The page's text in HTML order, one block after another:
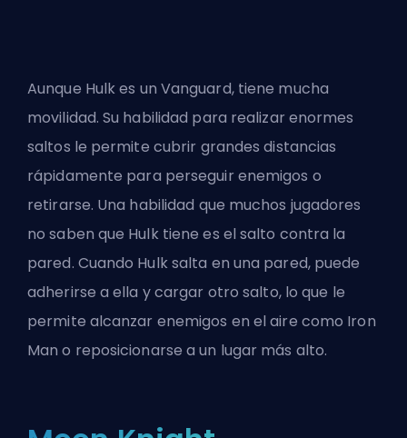
Aunque Hulk es un Vanguard, tiene mucha
movilidad. Su habilidad para realizar enormes
saltos le permite cubrir grandes distancias
rápidamente para perseguir enemigos o
retirarse. Una habilidad que muchos jugadores
no saben que Hulk tiene es el salto contra la
pared. Cuando Hulk salta en una pared, puede
adherirse a ella y cargar otro salto, lo que le
permite alcanzar enemigos en el aire como Iron
Man o reposicionarse a un lugar más alto.